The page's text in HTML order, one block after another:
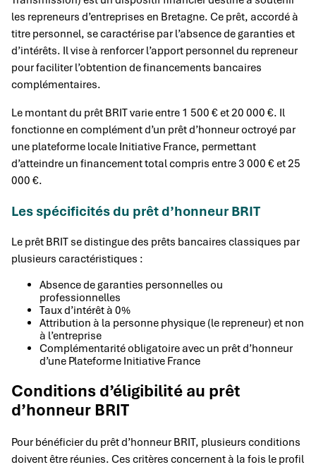
les repreneurs d’entreprises en Bretagne. Ce prêt, accordé à
titre personnel, se caractérise par l’absence de garanties et
d’intérêts. Il vise à renforcer l’apport personnel du repreneur
pour faciliter l’obtention de financements bancaires
complémentaires.
Le montant du prêt BRIT varie entre 1 500 € et 20 000 €. Il
fonctionne en complément d’un prêt d’honneur octroyé par
une plateforme locale Initiative France, permettant
d’atteindre un financement total compris entre 3 000 € et 25
000 €.
Les spécificités du prêt d’honneur BRIT
Le prêt BRIT se distingue des prêts bancaires classiques par
plusieurs caractéristiques :
Absence de garanties personnelles ou
professionnelles
Taux d’intérêt à 0%
Attribution à la personne physique (le repreneur) et non
à l’entreprise
Complémentarité obligatoire avec un prêt d’honneur
d’une Plateforme Initiative France
Conditions d’éligibilité au prêt
d’honneur BRIT
Pour bénéficier du prêt d’honneur BRIT, plusieurs conditions
doivent être réunies. Ces critères concernent à la fois le profil